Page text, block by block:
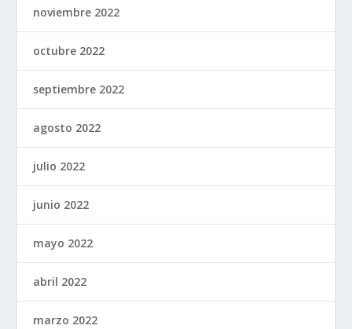
noviembre 2022
octubre 2022
septiembre 2022
agosto 2022
julio 2022
junio 2022
mayo 2022
abril 2022
marzo 2022